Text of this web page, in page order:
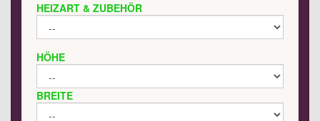
HEIZART & ZUBEHÖR
HÖHE
BREITE